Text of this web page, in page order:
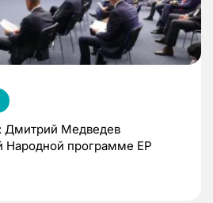
Дмитрий Медведев
Народной программе ЕР